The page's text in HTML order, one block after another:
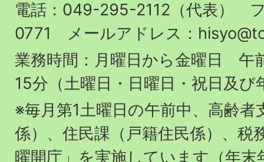
役
場
電話：049-295-2112（代表）
0771 メールアドレス：
業務時間：月曜日から金曜日 午
15分（土曜日・日曜日・祝日及び
※毎月第1土曜日の午前中、高齢者
係）、住民課（戸籍住民係）、税
曜開庁」を実施しています（年末